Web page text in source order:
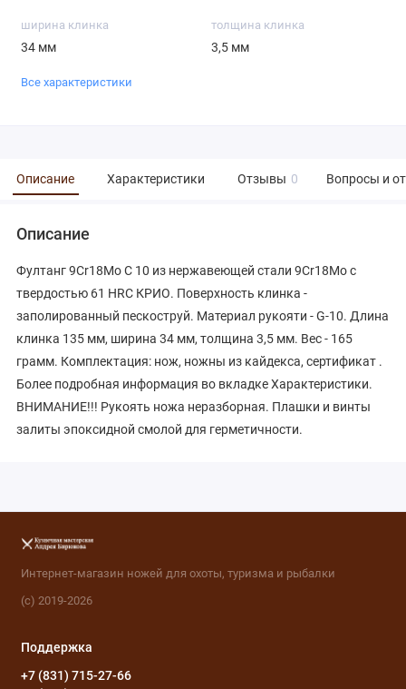
ширина клинка
34 мм
толщина клинка
3,5 мм
Все характеристики
Описание Характеристики Отзывы 0 Вопросы и
Описание
Фултанг 9Cr18Mo С 10 из нержавеющей стали 9Cr18Mo с
твердостью 61 HRC КРИО. Поверхность клинка -
заполированный пескоструй. Материал рукояти - G-10. Длина
клинка 135 мм, ширина 34 мм, толщина 3,5 мм. Вес - 165
грамм. Комплектация: нож, ножны из кайдекса, сертификат .
Более подробная информация во вкладке Характеристики.
ВНИМАНИЕ!!! Рукоять ножа неразборная. Плашки и винты
залиты эпоксидной смолой для герметичности.
Интернет-магазин ножей для охоты, туризма и рыбалки
(с) 2019-2026
Поддержка
+7 (831) 715-27-66